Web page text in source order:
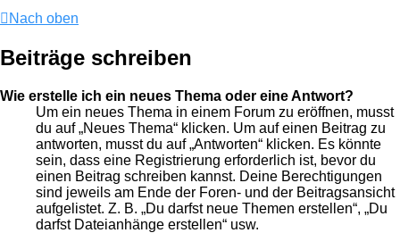
Nach oben
Beiträge schreiben
Wie erstelle ich ein neues Thema oder eine Antwort?
Um ein neues Thema in einem Forum zu eröffnen, musst
du auf „Neues Thema“ klicken. Um auf einen Beitrag zu
antworten, musst du auf „Antworten“ klicken. Es könnte
sein, dass eine Registrierung erforderlich ist, bevor du
einen Beitrag schreiben kannst. Deine Berechtigungen
sind jeweils am Ende der Foren- und der Beitragsansicht
aufgelistet. Z. B. „Du darfst neue Themen erstellen“, „Du
darfst Dateianhänge erstellen“ usw.